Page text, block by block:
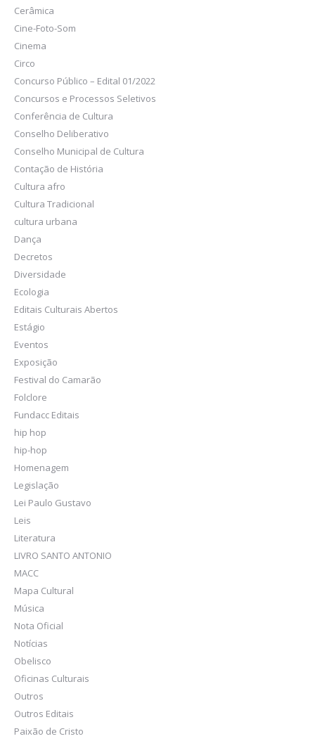
Cerâmica
Cine-Foto-Som
Cinema
Circo
Concurso Público – Edital 01/2022
Concursos e Processos Seletivos
Conferência de Cultura
Conselho Deliberativo
Conselho Municipal de Cultura
Contação de História
Cultura afro
Cultura Tradicional
cultura urbana
Dança
Decretos
Diversidade
Ecologia
Editais Culturais Abertos
Estágio
Eventos
Exposição
Festival do Camarão
Folclore
Fundacc Editais
hip hop
hip-hop
Homenagem
Legislação
Lei Paulo Gustavo
Leis
Literatura
LIVRO SANTO ANTONIO
MACC
Mapa Cultural
Música
Nota Oficial
Notícias
Obelisco
Oficinas Culturais
Outros
Outros Editais
Paixão de Cristo